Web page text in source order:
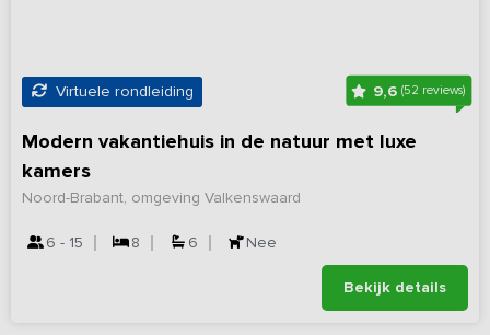
Virtuele rondleiding 9,6 (52 reviews)
Modern vakantiehuis in de natuur met luxe
kamers
Noord-Brabant, omgeving Valkenswaard
6 - 15 8 6 Nee
Bekijk details